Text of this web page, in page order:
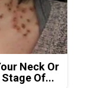
Neck Or
Of...